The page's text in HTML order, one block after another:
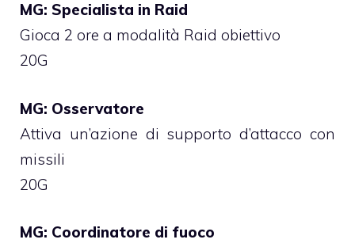
MG: Specialista in Raid
Gioca 2 ore a modalità Raid obiettivo
20G
MG: Osservatore
Attiva un’azione di supporto d’attacco con
missili
20G
MG: Coordinatore di fuoco